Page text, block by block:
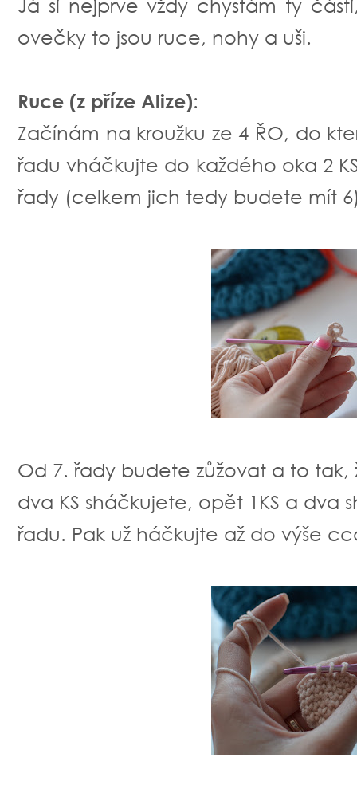
Já si nejprve vždy chystám ty
ovečky to jsou ruce, nohy a uši.
Ruce (z příze Alize):
Začínám na kroužku ze 4 ŘO, do
řadu vháčkujte do každého oka 2
řady (celkem jich tedy budete mít
Od 7. řady budete zůžovat a to
dva KS sháčkujete, opět 1KS a
řadu. Pak už háčkujte až do výše